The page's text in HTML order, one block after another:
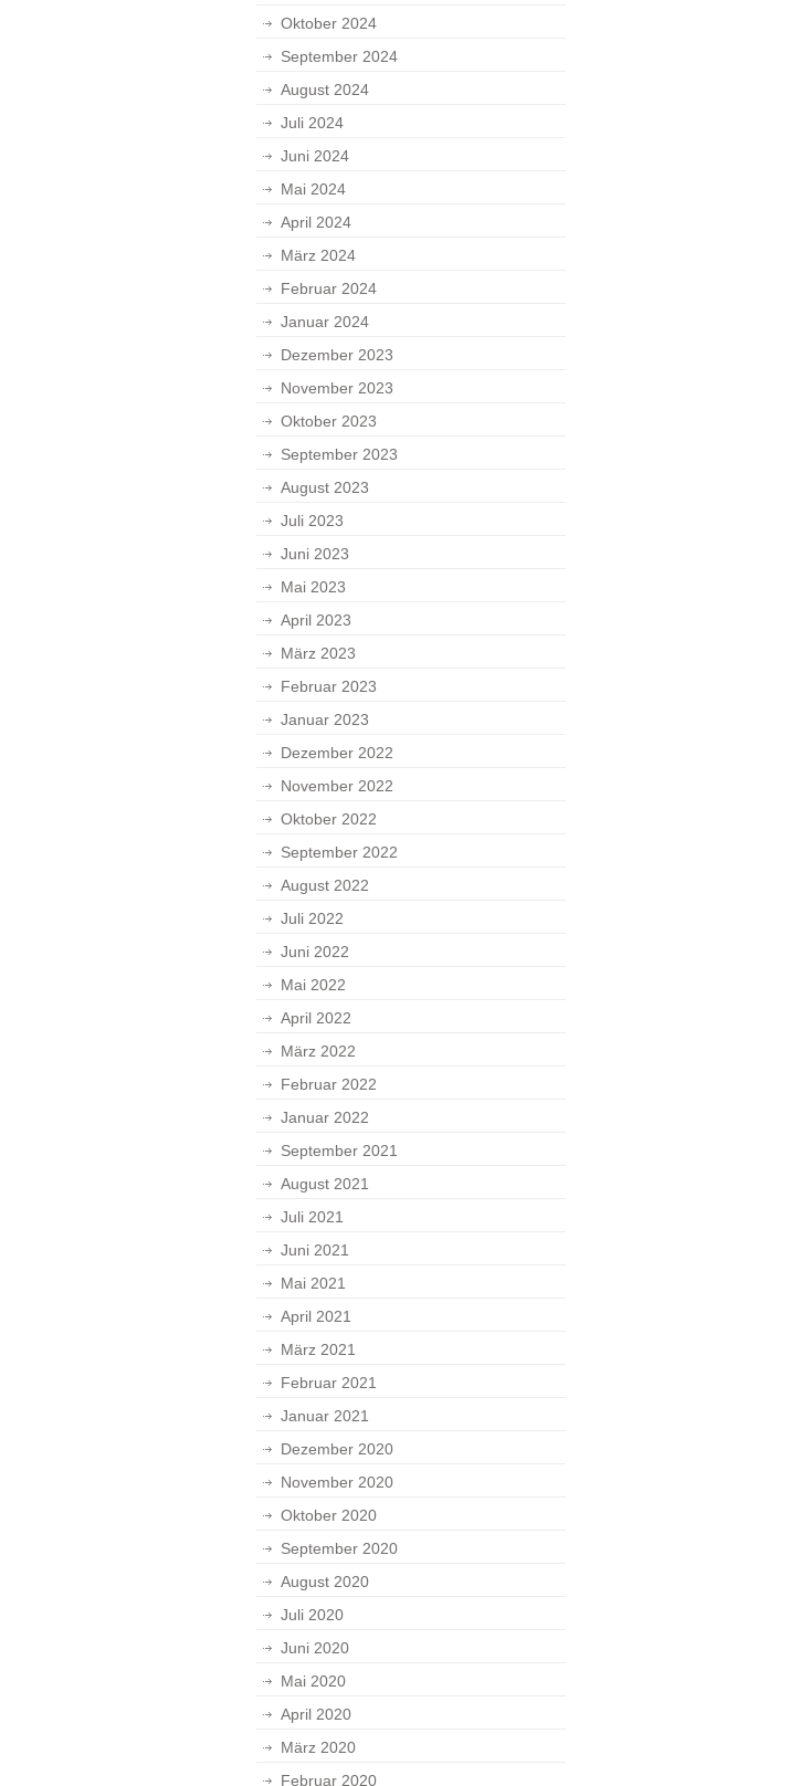
Oktober 2024
September 2024
August 2024
Juli 2024
Juni 2024
Mai 2024
April 2024
März 2024
Februar 2024
Januar 2024
Dezember 2023
November 2023
Oktober 2023
September 2023
August 2023
Juli 2023
Juni 2023
Mai 2023
April 2023
März 2023
Februar 2023
Januar 2023
Dezember 2022
November 2022
Oktober 2022
September 2022
August 2022
Juli 2022
Juni 2022
Mai 2022
April 2022
März 2022
Februar 2022
Januar 2022
September 2021
August 2021
Juli 2021
Juni 2021
Mai 2021
April 2021
März 2021
Februar 2021
Januar 2021
Dezember 2020
November 2020
Oktober 2020
September 2020
August 2020
Juli 2020
Juni 2020
Mai 2020
April 2020
März 2020
Februar 2020